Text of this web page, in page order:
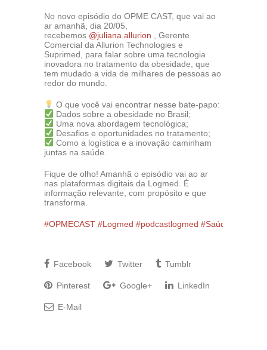
No novo episódio do OPME CAST, que vai ao
ar amanhã, dia 20/05,
recebemos @juliana.allurion , Gerente
Comercial da Allurion Technologies e
Suprimed, para falar sobre uma tecnologia
inovadora no tratamento da obesidade, que
tem mudado a vida de milhares de pessoas ao
redor do mundo.
O que você vai encontrar nesse bate-papo:
Dados sobre a obesidade no Brasil;
Uma nova abordagem tecnológica;
Desafios e oportunidades no tratamento;
Como a logística e a inovação caminham
juntas na saúde.
Fique de olho! Amanhã o episódio vai ao ar
nas plataformas digitais da Logmed. É
informação relevante, com propósito e que
transforma.
#OPMECAST #Logmed #podcastlogmed
Facebook Twitter Tumblr
Pinterest Google+ LinkedIn
E-Mail